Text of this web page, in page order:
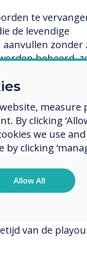
te
de levendige
aanvullen zonder
beheerd,
shortlist-
van:
kosten
van de
By clicking
we use
clicking
Allow All